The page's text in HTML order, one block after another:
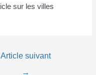
sur les villes
Article suivant
→